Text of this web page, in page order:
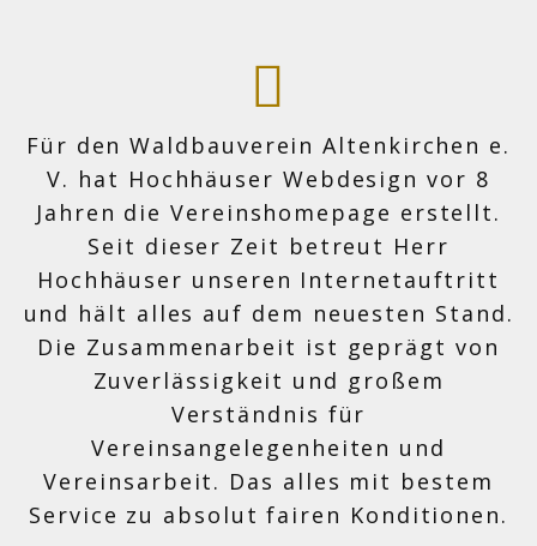
Für den Waldbauverein Altenkirchen e.
V. hat Hochhäuser Webdesign vor 8
Jahren die Vereinshomepage erstellt.
Seit dieser Zeit betreut Herr
Hochhäuser unseren Internetauftritt
und hält alles auf dem neuesten Stand.
Die Zusammenarbeit ist geprägt von
Zuverlässigkeit und großem
Verständnis für
Vereinsangelegenheiten und
Vereinsarbeit. Das alles mit bestem
Service zu absolut fairen Konditionen.